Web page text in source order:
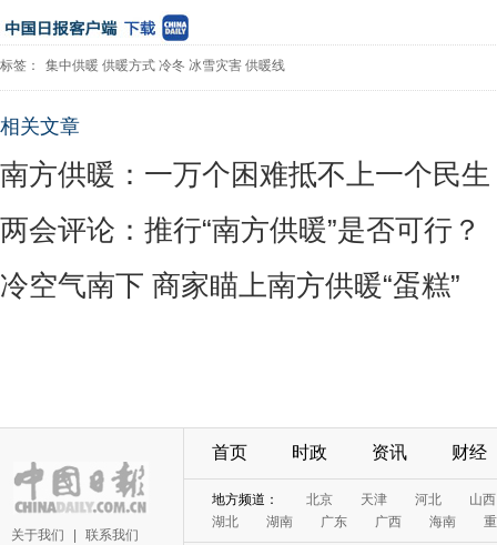
标签： 集中供暖 供暖方式 冷冬 冰雪灾害 供暖线
相关文章
南方供暖：一万个困难抵不上一个民生
两会评论：推行“南方供暖”是否可行？
冷空气南下 商家瞄上南方供暖“蛋糕”
关于我们 联系我们
首页 时政 资讯 财经
地方频道： 北京 天津 河北
山西
湖北
湖南 广东 广西 海南